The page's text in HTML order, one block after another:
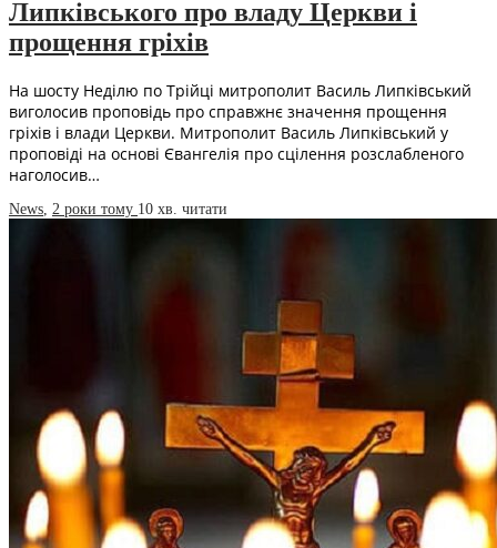
Липківського про владу Церкви і
прощення гріхів
На шосту Неділю по Трійці митрополит Василь Липківський
виголосив проповідь про справжнє значення прощення
гріхів і влади Церкви. Митрополит Василь Липківський у
проповіді на основі Євангелія про сцілення розслабленого
наголосив…
News 2 роки тому 10 хв. читати